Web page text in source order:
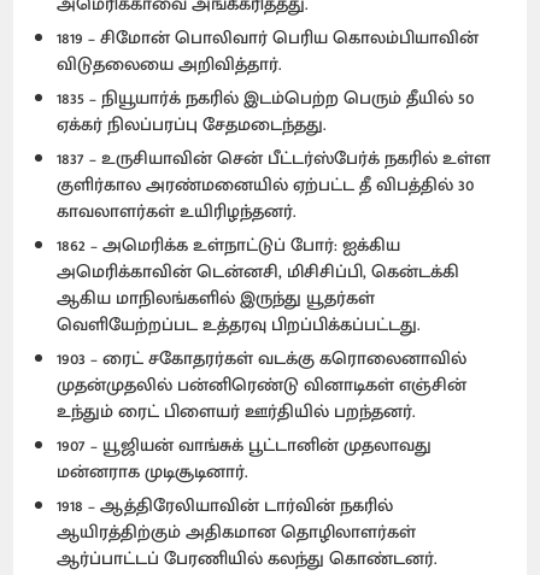
1819 – சிமோன் பொலிவார் பெரிய கொலம்பியாவின்
விடுதலையை அறிவித்தார்.
1835 – நியூயார்க் நகரில் இடம்பெற்ற பெரும் தீயில் 50
ஏக்கர் நிலப்பரப்பு சேதமடைந்தது.
1837 – உருசியாவின் சென் பீட்டர்ஸ்பேர்க் நகரில் உள்ள
குளிர்கால அரண்மனையில் ஏற்பட்ட தீ விபத்தில் 30
காவலாளர்கள் உயிரிழந்தனர்.
1862 – அமெரிக்க உள்நாட்டுப் போர்: ஐக்கிய
அமெரிக்காவின் டென்னசி, மிசிசிப்பி, கென்டக்கி
ஆகிய மாநிலங்களில் இருந்து யூதர்கள்
வெளியேற்றப்பட உத்தரவு பிறப்பிக்கப்பட்டது.
1903 – ரைட் சகோதரர்கள் வடக்கு கரொலைனாவில்
முதன்முதலில் பன்னிரெண்டு வினாடிகள் எஞ்சின்
உந்தும் ரைட் பிளையர் ஊர்தியில் பறந்தனர்.
1907 – யூஜியன் வாங்சுக் பூட்டானின் முதலாவது
மன்னராக முடிசூடினார்.
1918 – ஆத்திரேலியாவின் டார்வின் நகரில்
ஆயிரத்திற்கும் அதிகமான தொழிலாளர்கள்
ஆர்ப்பாட்டப் பேரணியில் கலந்து கொண்டனர்.